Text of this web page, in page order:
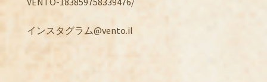
インスタグラム@vento.il